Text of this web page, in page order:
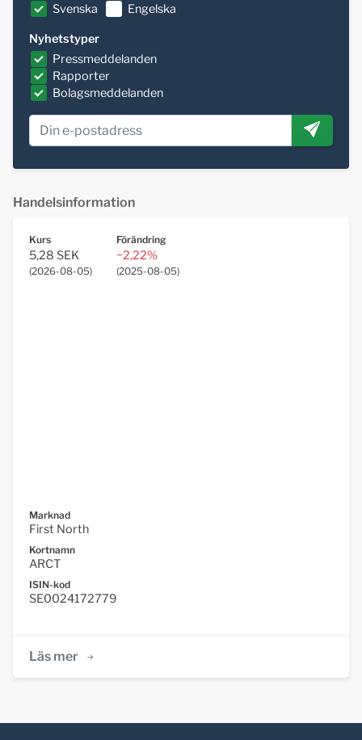
Svenska
Engelska
Nyhetstyper
Pressmeddelanden
Rapporter
Bolagsmeddelanden
Handelsinformation
Kurs
5,28 SEK
(2026-08-05)
Förändring
−2,22%
(2025-08-05)
Marknad
First North
Kortnamn
ARCT
ISIN-kod
SE0024172779
Läs mer